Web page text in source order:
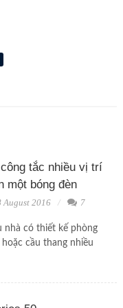
tắc nhiều vị trí
một bóng đèn
August 2016 7
nhà có thiết kế phòng
hoặc cầu thang nhiều